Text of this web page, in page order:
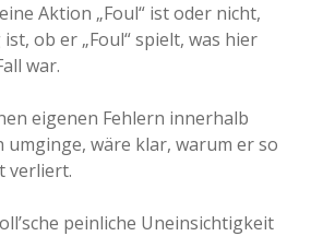
Aktion „Foul“ ist oder nicht,
ob er „Foul“ spielt, was hier
war.
eigenen Fehlern innerhalb
umginge, wäre klar, warum er so
verliert.
peinliche Uneinsichtigkeit